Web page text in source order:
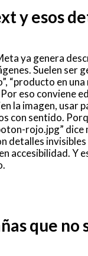
y esos
ya genera
Suelen ser
“producto en una
eso conviene
la imagen, usar
con sentido.
rojo.jpg” dice
detalles
accesibilidad. Y
que no